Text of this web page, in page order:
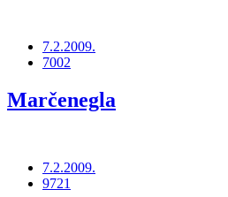
7.2.2009.
7002
Marčenegla
7.2.2009.
9721